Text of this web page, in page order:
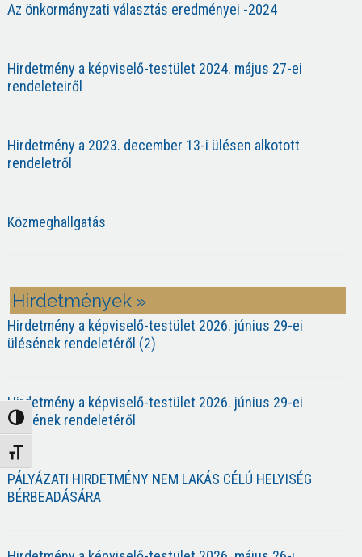
Nagy kontraszt váltása
Betűméret váltása
Az önkormányzati választás eredményei -2024
Hirdetmény a képviselő-testület 2024. május 27-ei
rendeleteiről
Hirdetmény a 2023. december 13-i ülésen alkotott
rendeletről
Közmeghallgatás
Hirdetmények »
Hirdetmény a képviselő-testület 2026. június 29-ei
ülésének rendeletéről (2)
Hirdetmény a képviselő-testület 2026. június 29-ei
ülésének rendeletéről
PÁLYÁZATI HIRDETMÉNY NEM LAKÁS CÉLÚ HELYISÉG
BÉRBEADÁSÁRA